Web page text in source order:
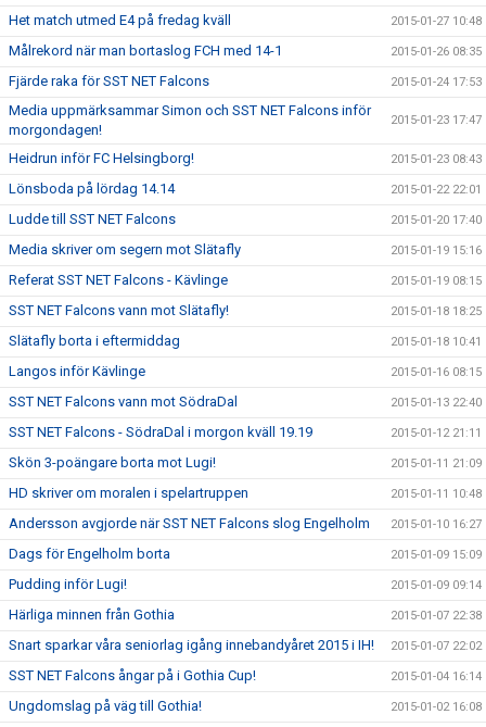
Het match utmed E4 på fredag kväll 2015-01-27 10:48
Målrekord när man bortaslog FCH med 14-1 2015-01-26 08:35
Fjärde raka för SST NET Falcons 2015-01-24 17:53
Media uppmärksammar Simon och SST NET Falcons inför
morgondagen!
2015-01-23 17:47
Heidrun inför FC Helsingborg! 2015-01-23 08:43
Lönsboda på lördag 14.14 2015-01-22 22:01
Ludde till SST NET Falcons 2015-01-20 17:40
Media skriver om segern mot Slätafly 2015-01-19 15:16
Referat SST NET Falcons - Kävlinge 2015-01-19 08:15
SST NET Falcons vann mot Slätafly! 2015-01-18 18:25
Slätafly borta i eftermiddag 2015-01-18 10:41
Langos inför Kävlinge 2015-01-16 08:15
SST NET Falcons vann mot SödraDal 2015-01-13 22:40
SST NET Falcons - SödraDal i morgon kväll 19.19 2015-01-12 21:11
Skön 3-poängare borta mot Lugi! 2015-01-11 21:09
HD skriver om moralen i spelartruppen 2015-01-11 10:48
Andersson avgjorde när SST NET Falcons slog Engelholm 2015-01-10 16:27
Dags för Engelholm borta 2015-01-09 15:09
Pudding inför Lugi! 2015-01-09 09:14
Härliga minnen från Gothia 2015-01-07 22:38
Snart sparkar våra seniorlag igång innebandyåret 2015 i IH! 2015-01-07 22:02
SST NET Falcons ångar på i Gothia Cup! 2015-01-04 16:14
Ungdomslag på väg till Gothia! 2015-01-02 16:08